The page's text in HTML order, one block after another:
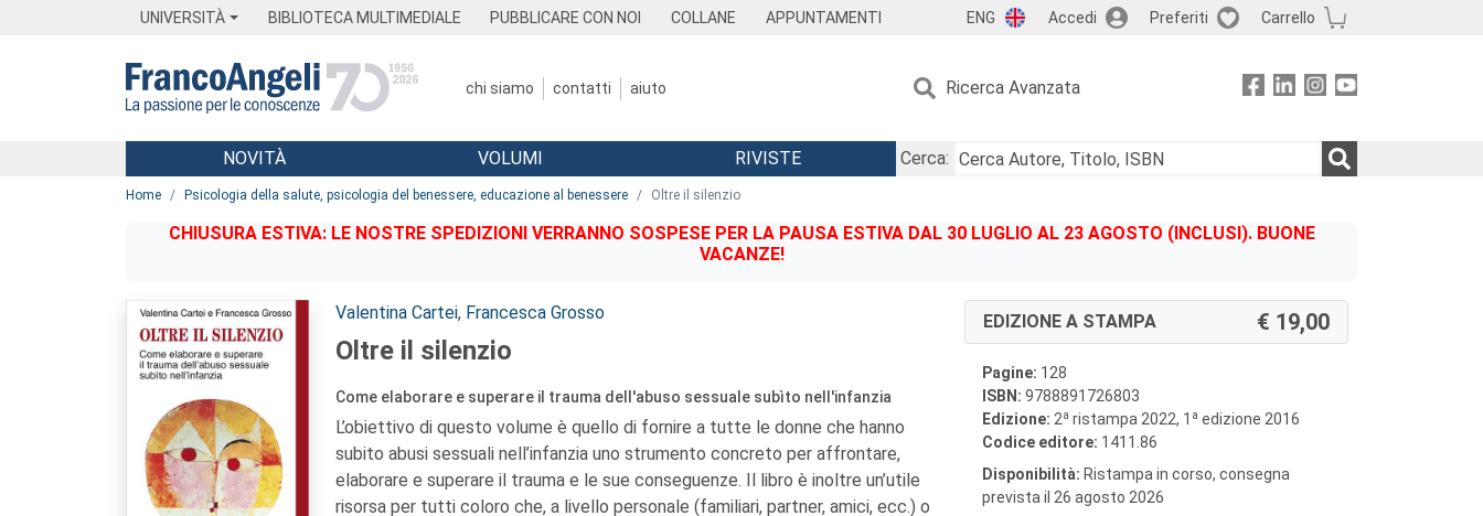
UNIVERSITÀ BIBLIOTECA MULTIMEDIALE PUBBLICARE CON NOI COLLANE APPUNTAMENTI ENG Accedi Preferiti Carrello
chi siamo contatti aiuto Ricerca Avanzata
Menu
NOVITÀ VOLUMI RIVISTE
Cerca:
Home Psicologia della salute, psicologia del benessere, educazione al benessere Oltre il silenzio
CHIUSURA ESTIVA: LE NOSTRE SPEDIZIONI VERRANNO SOSPESE PER LA PAUSA ESTIVA DAL 30 LUGLIO AL 23 AGOSTO (INCLUSI). BUONE
VACANZE!
Autori:
Valentina Cartei, Francesca Grosso
Oltre il silenzio
Come elaborare e superare il trauma dell'abuso sessuale subìto nell'infanzia
L’obiettivo di questo volume è quello di fornire a tutte le donne che hanno
subito abusi sessuali nell’infanzia uno strumento concreto per affrontare,
elaborare e superare il trauma e le sue conseguenze. Il libro è inoltre un’utile
risorsa per tutti coloro che, a livello personale (familiari, partner, amici, ecc.) o
EDIZIONE A STAMPA 19,00
Pagine: 128
ISBN: 9788891726803
Edizione: 2a ristampa 2022, 1 a edizione 2016
Codice editore: 1411.86
Disponibilità: Ristampa in corso, consegna
prevista il 26 agosto 2026